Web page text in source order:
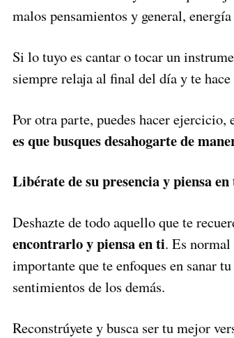
malos pensamientos y general,
Si lo tuyo es cantar o tocar un
siempre relaja al final del día y te
Por otra parte, puedes hacer ejercicio,
es que busques desahogarte de
Libérate de su presencia y piensa
Deshazte de todo aquello que te
encontrarlo y piensa en ti. Es normal
importante que te enfoques en sanar
sentimientos de los demás.
Reconstrúyete y busca ser tu mejor